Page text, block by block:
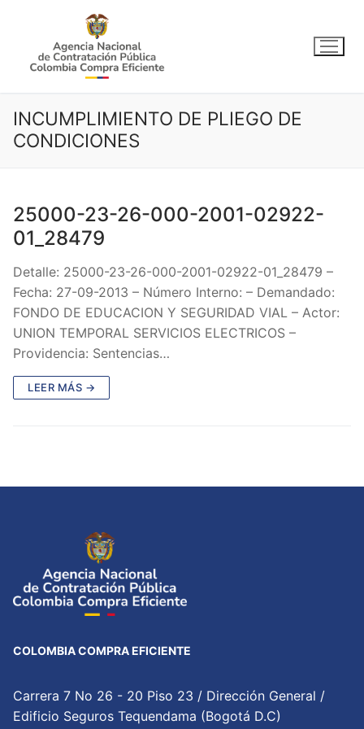
contenido
INCUMPLIMIENTO DE PLIEGO DE
CONDICIONES
25000-23-26-000-2001-02922-
01_28479
Detalle: 25000-23-26-000-2001-02922-01_28479 –
Fecha: 27-09-2013 – Número Interno: – Demandado:
FONDO DE EDUCACION Y SEGURIDAD VIAL – Actor:
UNION TEMPORAL SERVICIOS ELECTRICOS –
Providencia: Sentencias…
LEER MÁS →
COLOMBIA COMPRA EFICIENTE
Carrera 7 No 26 - 20 Piso 23 / Dirección General /
Edificio Seguros Tequendama (Bogotá D.C)